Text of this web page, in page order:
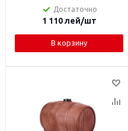
Достаточно
1 110лей/шт
В корзину